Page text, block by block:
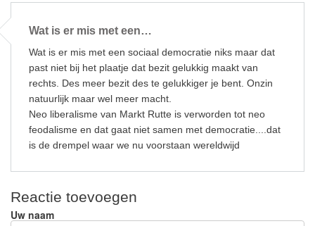
Wat is er mis met een…
Wat is er mis met een sociaal democratie niks maar dat
past niet bij het plaatje dat bezit gelukkig maakt van
rechts. Des meer bezit des te gelukkiger je bent. Onzin
natuurlijk maar wel meer macht.
Neo liberalisme van Markt Rutte is verworden tot neo
feodalisme en dat gaat niet samen met democratie....dat
is de drempel waar we nu voorstaan wereldwijd
Reactie toevoegen
Uw naam